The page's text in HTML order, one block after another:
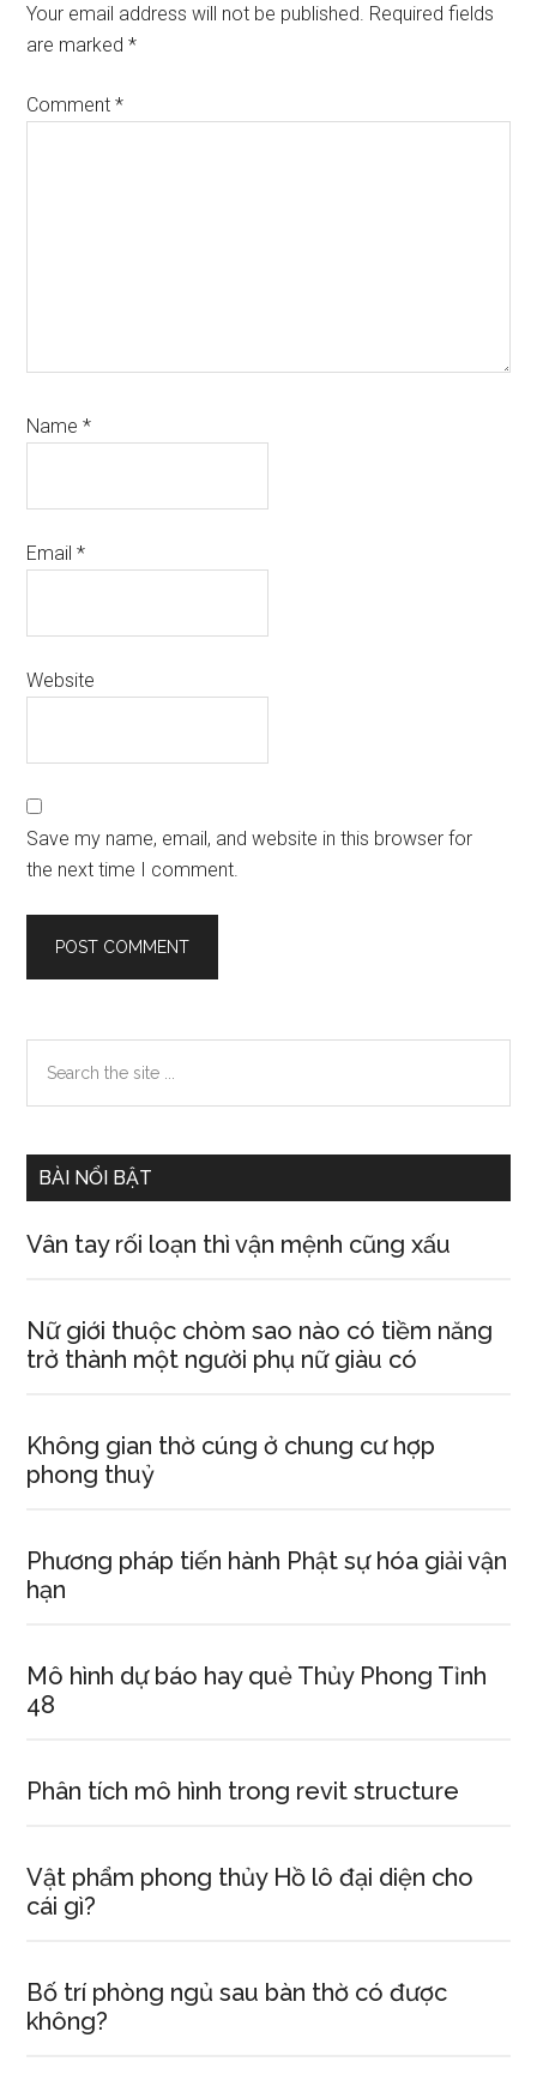
Interactions
Your email address will not be published. Required fields
are marked*
Comment*
Name*
Email*
Website
Save my name, email, and website in this browser for
the next time I comment.
Primary
Sidebar
the
BÀI NỔI BẬT
Vân tay rối loạn thì vận mệnh cũng xấu
Nữ giới thuộc chòm sao nào có tiềm năng
trở thành một người phụ nữ giàu có
Không gian thờ cúng ở chung cư hợp
phong thuỷ
Phương pháp tiến hành Phật sự hóa giải vận
hạn
Mô hình dự báo hay quẻ Thủy Phong Tỉnh
48
Phân tích mô hình trong revit structure
Vật phẩm phong thủy Hồ lô đại diện cho
cái gì?
Bố trí phòng ngủ sau bàn thờ có được
không?